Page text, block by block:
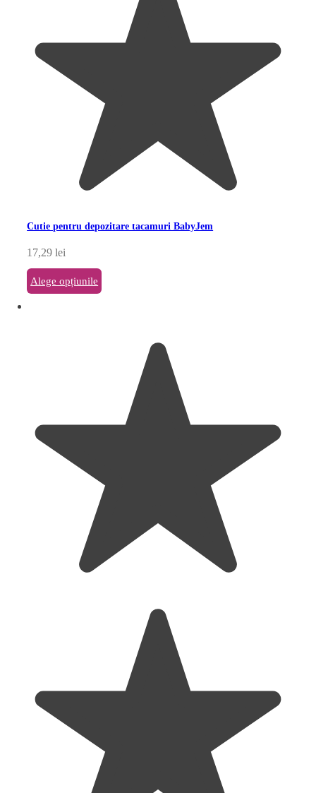
Cutie pentru depozitare tacamuri BabyJem
17,29lei
Alege opțiunile